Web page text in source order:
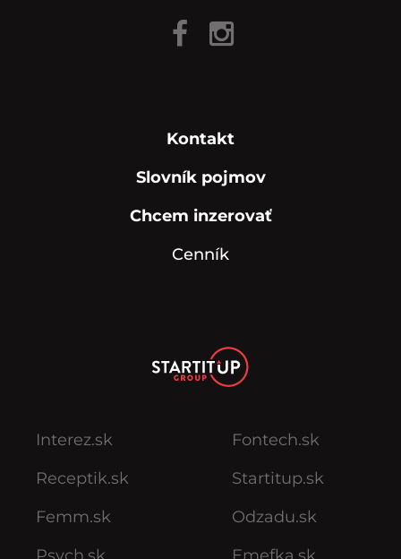
Kontakt
Slovník pojmov
Chcem inzerovať
Cenník
Interez.sk
Receptik.sk
Femm.sk
Fontech.sk
Startitup.sk
Odzadu.sk